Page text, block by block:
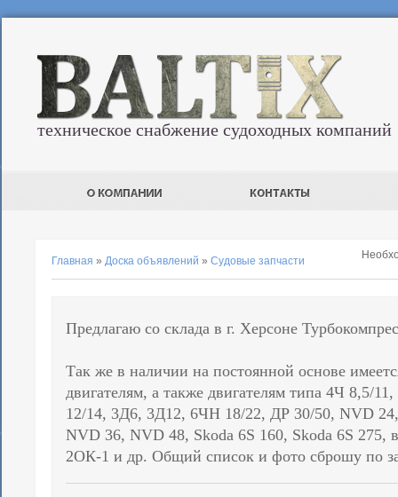
техническое снабжение судоходных компаний
Главная » Доска объявлений » Судовые запчасти
Предлагаю со склада в г. Херсоне
Так же в наличии на постоянной основе
двигателям, а также двигателям типа 4Ч 8,5/
12/14, 3Д6, 3Д12, 6ЧН 18/22, ДР 30/50, NVD
NVD 36, NVD 48, Skoda 6S 160, Skoda 6S 275,
2ОК-1 и др. Общий список и фото сброшу по